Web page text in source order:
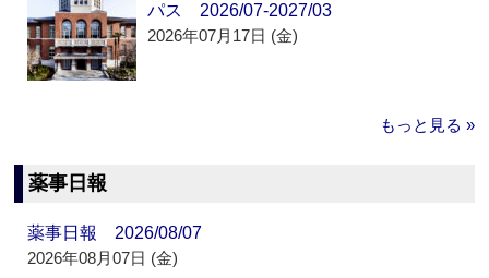
パス 2026/07-2027/03
2026年07月17日 (金)
もっと見る »
薬事日報
薬事日報 2026/08/07
2026年08月07日 (金)